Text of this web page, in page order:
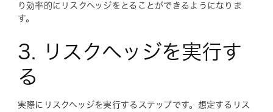
り効率的にリスクヘッジをとることができるようになりま
す。
3. リスクヘッジを実行す
る
実際にリスクヘッジを実行するステップです。想定するリス